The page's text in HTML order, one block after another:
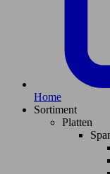
Home
Sortiment
Platten